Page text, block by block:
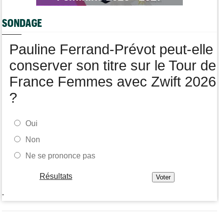
SONDAGE
Pauline Ferrand-Prévot peut-elle
conserver son titre sur le Tour de
France Femmes avec Zwift 2026
?
Oui
Non
Ne se prononce pas
Résultats
-